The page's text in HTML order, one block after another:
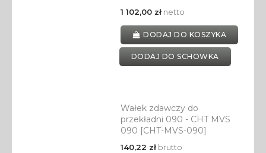
1 102,00 złnetto
DODAJ DO KOSZYKA
DODAJ DO SCHOWKA
Wałek zdawczy do
przekładni 090 - CHT MVS
090 [CHT-MVS-090]
140,22 złbrutto